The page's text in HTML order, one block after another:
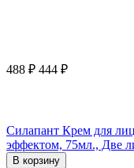
488 ₽ 444 ₽
Силапант Крем для
эффектом, 75мл., Две
В корзину